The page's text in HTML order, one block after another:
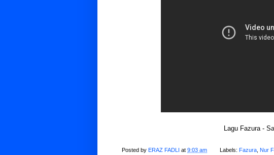
Lagu Fazura -
Posted by ERAZ FADLI at 9:03 am Labels: Fazura, Nur